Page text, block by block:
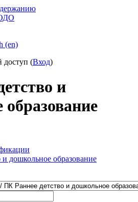
‎(en)‎
доступ (Вход)
и
дошкольное образование